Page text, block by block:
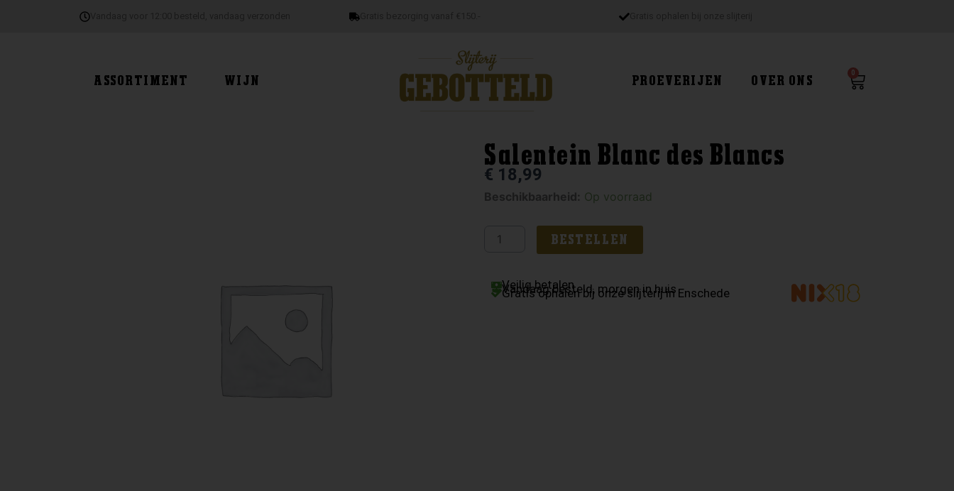
ASSORTIMENT WIJN PROEVERIJEN OVER ONS
0
Winkelwagen
Salentein Blanc des Blancs
€ 18,99
Beschikbaarheid: Op voorraad
Salentein
des
BESTELLEN
Veilig betalen
Vandaag besteld, morgen in huis
Gratis ophalen bij onze slijterij in Enschede